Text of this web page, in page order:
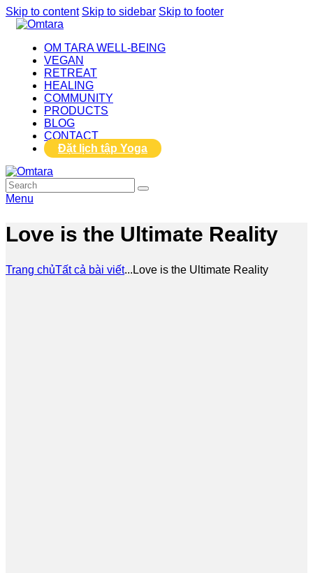
Skip to content Skip to sidebar Skip to footer
OM TARA WELL-BEING
VEGAN
RETREAT
HEALING
COMMUNITY
PRODUCTS
BLOG
CONTACT
Đặt lịch tập Yoga
Menu
Love is the Ultimate Reality
Trang chủTất cả bài viết... Love is the Ultimate Reality